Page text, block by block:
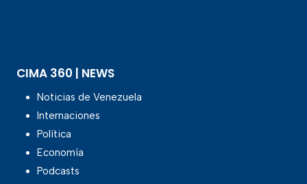
CIMA 360 | NEWS
Noticias de Venezuela
Internaciones
Política
Economía
Podcasts